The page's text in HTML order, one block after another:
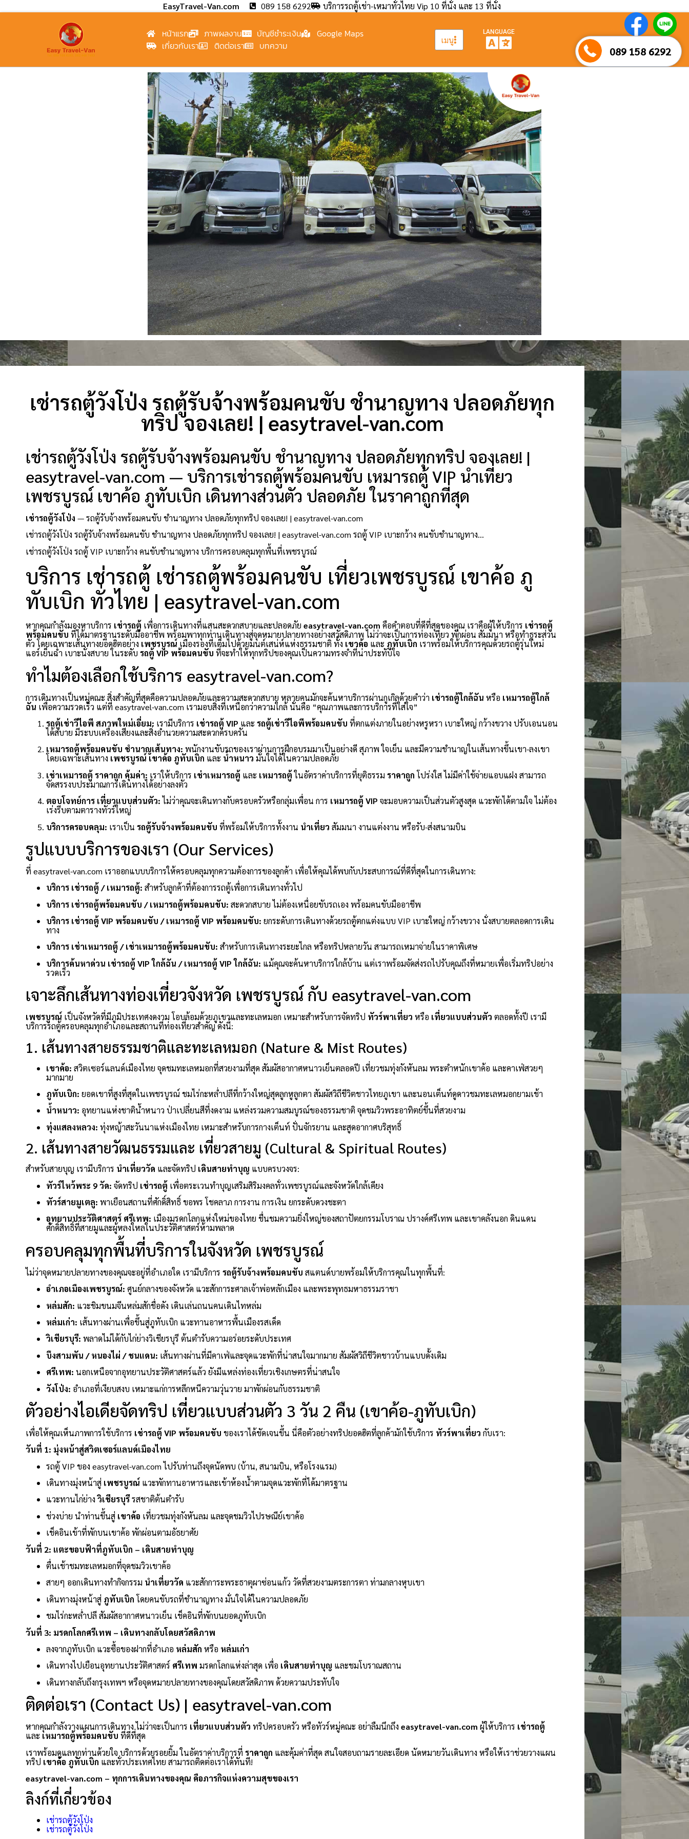
EasyTravel-Van.com 089 158 6292 บริการรถตู้เช่า-เหมาทั่วไทย Vip 10 ที่นั่ง และ 13 ที่นั่ง
หน้าแรก ภาพผลงาน บัญชีชำระเงิน
Google Maps
เกี่ยวกับเรา
ติดต่อเรา บทความ เมนู
LANGUAGE
089 158 6292
เช่ารถตู้วังโป่ง รถตู้รับจ้างพร้อมคนขับ ชำนาญทาง ปลอดภัยทุก
ทริป จองเลย! | easytravel-van.com
เช่ารถตู้วังโป่ง รถตู้รับจ้างพร้อมคนขับ ชำนาญทาง ปลอดภัยทุกทริป จองเลย! |
easytravel-van.com — บริการเช่ารถตู้พร้อมคนขับ เหมารถตู้ VIP นำเที่ยว
เพชรบูรณ์ เขาค้อ ภูทับเบิก เดินทางส่วนตัว ปลอดภัย ในราคาถูกที่สุด
เช่ารถตู้วังโป่ง — รถตู้รับจ้างพร้อมคนขับ ชำนาญทาง ปลอดภัยทุกทริป จองเลย! | easytravel-van.com
เช่ารถตู้วังโป่ง รถตู้รับจ้างพร้อมคนขับ ชำนาญทาง ปลอดภัยทุกทริป จองเลย! | easytravel-van.com รถตู้ VIP เบาะกว้าง คนขับชำนาญทาง…
เช่ารถตู้วังโป่ง รถตู้ VIP เบาะกว้าง คนขับชำนาญทาง บริการครอบคลุมทุกพื้นที่เพชรบูรณ์
บริการ เช่ารถตู้ เช่ารถตู้พร้อมคนขับ เที่ยวเพชรบูรณ์ เขาค้อ ภู
ทับเบิก ทั่วไทย | easytravel-van.com
หากคุณกำลังมองหาบริการ เช่ารถตู้ เพื่อการเดินทางที่แสนสะดวกสบายและปลอดภัย easytravel-van.com คือคำตอบที่ดีที่สุดของคุณ เราคือผู้ให้บริการ เช่ารถตู้
พร้อมคนขับ ที่ได้มาตรฐานระดับมืออาชีพ พร้อมพาทุกท่านเดินทางสู่จุดหมายปลายทางอย่างสวัสดิภาพ ไม่ว่าจะเป็นการท่องเที่ยว พักผ่อน สัมมนา หรือทำธุระส่วน
ตัว โดยเฉพาะเส้นทางยอดฮิตอย่าง เพชรบูรณ์ เมืองรองที่เต็มไปด้วยมนต์เสน่ห์แห่งธรรมชาติ ทั้ง เขาค้อ และ ภูทับเบิก เราพร้อมให้บริการคุณด้วยรถตู้รุ่นใหม่
แอร์เย็นฉ่ำ เบาะนั่งสบาย ในระดับ รถตู้ VIP พร้อมคนขับ ที่จะทำให้ทุกทริปของคุณเป็นความทรงจำที่น่าประทับใจ
ทำไมต้องเลือกใช้บริการ easytravel-van.com?
การเดินทางเป็นหมู่คณะ สิ่งสำคัญที่สุดคือความปลอดภัยและความสะดวกสบาย หลายคนมักจะค้นหาบริการผ่านกูเกิลด้วยคำว่า เช่ารถตู้ใกล้ฉัน หรือ เหมารถตู้ใกล้
ฉัน เพื่อความรวดเร็ว แต่ที่ easytravel-van.com เรามอบสิ่งที่เหนือกว่าความใกล้ นั่นคือ “คุณภาพและการบริการที่ใส่ใจ”
รถตู้เช่าวีไอพี สภาพใหม่เอี่ยม: เรามีบริการ เช่ารถตู้ VIP และ รถตู้เช่าวีไอพีพร้อมคนขับ ที่ตกแต่งภายในอย่างหรูหรา เบาะใหญ่ กว้างขวาง ปรับเอนนอน
ได้สบาย มีระบบเครื่องเสียงและสิ่งอำนวยความสะดวกครบครัน
เหมารถตู้พร้อมคนขับ ชำนาญเส้นทาง: พนักงานขับรถของเราผ่านการฝึกอบรมมาเป็นอย่างดี สุภาพ ใจเย็น และมีความชำนาญในเส้นทางขึ้นเขา-ลงเขา
โดยเฉพาะเส้นทาง เพชรบูรณ์ เขาค้อ ภูทับเบิก และ น้ำหนาว มั่นใจได้ในความปลอดภัย
เช่าเหมารถตู้ ราคาถูก คุ้มค่า: เราให้บริการ เช่าเหมารถตู้ และ เหมารถตู้ในอัตราค่าบริการที่ยุติธรรม ราคาถูกโปร่งใส ไม่มีค่าใช้จ่ายแอบแฝง สามารถ
จัดสรรงบประมาณการเดินทางได้อย่างลงตัว
ตอบโจทย์การ เที่ยวแบบส่วนตัว:ไม่ว่าคุณจะเดินทางกับครอบครัวหรือกลุ่มเพื่อน การ เหมารถตู้ VIP จะมอบความเป็นส่วนตัวสูงสุด แวะพักได้ตามใจ ไม่ต้อง
เร่งรีบตามตารางทัวร์ใหญ่
บริการครอบคลุม: เราเป็น รถตู้รับจ้างพร้อมคนขับ ที่พร้อมให้บริการทั้งงาน นำเที่ยว สัมมนา งานแต่งงาน หรือรับ-ส่งสนามบิน
รูปแบบบริการของเรา (Our Services)
ที่ easytravel-van.com เราออกแบบบริการให้ครอบคลุมทุกความต้องการของลูกค้า เพื่อให้คุณได้พบกับประสบการณ์ที่ดีที่สุดในการเดินทาง:
บริการ เช่ารถตู้ / เหมารถตู้: สำหรับลูกค้าที่ต้องการรถตู้เพื่อการเดินทางทั่วไป
บริการ เช่ารถตู้พร้อมคนขับ / เหมารถตู้พร้อมคนขับ: สะดวกสบาย ไม่ต้องเหนื่อยขับรถเอง พร้อมคนขับมืออาชีพ
บริการ เช่ารถตู้ VIP พร้อมคนขับ / เหมารถตู้ VIP พร้อมคนขับ: ยกระดับการเดินทางด้วยรถตู้ตกแต่งแบบ VIP เบาะใหญ่ กว้างขวาง นั่งสบายตลอดการเดิน
ทาง
บริการ เช่าเหมารถตู้ / เช่าเหมารถตู้พร้อมคนขับ: สำหรับการเดินทางระยะไกล หรือทริปหลายวัน สามารถเหมาจ่ายในราคาพิเศษ
บริการค้นหาด่วน เช่ารถตู้ VIP ใกล้ฉัน / เหมารถตู้ VIP ใกล้ฉัน: แม้คุณจะค้นหาบริการใกล้บ้าน แต่เราพร้อมจัดส่งรถไปรับคุณถึงที่หมายเพื่อเริ่มทริปอย่าง
รวดเร็ว
เจาะลึกเส้นทางท่องเที่ยวจังหวัด เพชรบูรณ์ กับ easytravel-van.com
เพชรบูรณ์ เป็นจังหวัดที่มีภูมิประเทศงดงาม โอบล้อมด้วยภูเขาและทะเลหมอก เหมาะสำหรับการจัดทริป ทัวร์พาเที่ยว หรือ เที่ยวแบบส่วนตัว ตลอดทั้งปี เรามี
บริการรถตู้ครอบคลุมทุกอำเภอและสถานที่ท่องเที่ยวสำคัญ ดังนี้:
1. เส้นทางสายธรรมชาติและทะเลหมอก (Nature & Mist Routes)
เขาค้อ: สวิตเซอร์แลนด์เมืองไทย จุดชมทะเลหมอกที่สวยงามที่สุด สัมผัสอากาศหนาวเย็นตลอดปี เที่ยวชมทุ่งกังหันลม พระตำหนักเขาค้อ และคาเฟ่สวยๆ
มากมาย
ภูทับเบิก: ยอดเขาที่สูงที่สุดในเพชรบูรณ์ ชมไร่กะหล่ำปลีที่กว้างใหญ่สุดลูกหูลูกตา สัมผัสวิถีชีวิตชาวไทยภูเขา และนอนเต็นท์ดูดาวชมทะเลหมอกยามเช้า
น้ำหนาว: อุทยานแห่งชาติน้ำหนาว ป่าเปลี่ยนสีที่งดงาม แหล่งรวมความสมบูรณ์ของธรรมชาติ จุดชมวิวพระอาทิตย์ขึ้นที่สวยงาม
ทุ่งแสลงหลวง: ทุ่งหญ้าสะวันนาแห่งเมืองไทย เหมาะสำหรับการกางเต็นท์ ปั่นจักรยาน และสูดอากาศบริสุทธิ์
2. เส้นทางสายวัฒนธรรมและ เที่ยวสายมู (Cultural & Spiritual Routes)
สำหรับสายบุญ เรามีบริการ นำเที่ยววัด และจัดทริป เดินสายทำบุญ แบบครบวงจร:
ทัวร์ไหว้พระ 9 วัด: จัดทริป เช่ารถตู้ เพื่อตระเวนทำบุญเสริมสิริมงคลทั่วเพชรบูรณ์และจังหวัดใกล้เคียง
ทัวร์สายมูเตลู: พาเยือนสถานที่ศักดิ์สิทธิ์ ขอพร โชคลาภ การงาน การเงิน ยกระดับดวงชะตา
อุทยานประวัติศาสตร์ ศรีเทพ: เมืองมรดกโลกแห่งใหม่ของไทย ชื่นชมความยิ่งใหญ่ของสถาปัตยกรรมโบราณ ปรางค์ศรีเทพ และเขาคลังนอก ดินแดน
ศักดิ์สิทธิ์ที่สายมูและผู้หลงใหลในประวัติศาสตร์ห้ามพลาด
ครอบคลุมทุกพื้นที่บริการในจังหวัด เพชรบูรณ์
ไม่ว่าจุดหมายปลายทางของคุณจะอยู่ที่อำเภอใด เรามีบริการ รถตู้รับจ้างพร้อมคนขับ สแตนด์บายพร้อมให้บริการคุณในทุกพื้นที่:
อำเภอเมืองเพชรบูรณ์: ศูนย์กลางของจังหวัด แวะสักการะศาลเจ้าพ่อหลักเมือง และพระพุทธมหาธรรมราชา
หล่มสัก: แวะชิมขนมจีนหล่มสักชื่อดัง เดินเล่นถนนคนเดินไทหล่ม
หล่มเก่า: เส้นทางผ่านเพื่อขึ้นสู่ภูทับเบิก แวะทานอาหารพื้นเมืองรสเด็ด
วิเชียรบุรี: พลาดไม่ได้กับไก่ย่างวิเชียรบุรี ต้นตำรับความอร่อยระดับประเทศ
บึงสามพัน / หนองไผ่ / ชนแดน: เส้นทางผ่านที่มีคาเฟ่และจุดแวะพักที่น่าสนใจมากมาย สัมผัสวิถีชีวิตชาวบ้านแบบดั้งเดิม
ศรีเทพ: นอกเหนือจากอุทยานประวัติศาสตร์แล้ว ยังมีแหล่งท่องเที่ยวเชิงเกษตรที่น่าสนใจ
วังโป่ง: อำเภอที่เงียบสงบ เหมาะแก่การหลีกหนีความวุ่นวาย มาพักผ่อนกับธรรมชาติ
ตัวอย่างไอเดียจัดทริป เที่ยวแบบส่วนตัว 3 วัน 2 คืน (เขาค้อ-ภูทับเบิก)
เพื่อให้คุณเห็นภาพการใช้บริการ เช่ารถตู้ VIP พร้อมคนขับ ของเราได้ชัดเจนขึ้น นี่คือตัวอย่างทริปยอดฮิตที่ลูกค้ามักใช้บริการ ทัวร์พาเที่ยว กับเรา:
วันที่ 1: มุ่งหน้าสู่สวิตเซอร์แลนด์เมืองไทย
รถตู้ VIP ของ easytravel-van.com ไปรับท่านถึงจุดนัดพบ (บ้าน, สนามบิน, หรือโรงแรม)
เดินทางมุ่งหน้าสู่ เพชรบูรณ์ แวะพักทานอาหารและเข้าห้องน้ำตามจุดแวะพักที่ได้มาตรฐาน
แวะทานไก่ย่างวิเชียรบุรีรสชาติต้นตำรับ
ช่วงบ่าย นำท่านขึ้นสู่ เขาค้อ เที่ยวชมทุ่งกังหันลม และจุดชมวิวไปรษณีย์เขาค้อ
เช็คอินเข้าที่พักบนเขาค้อ พักผ่อนตามอัธยาศัย
วันที่ 2: แตะขอบฟ้าที่ภูทับเบิก – เดินสายทำบุญ
ตื่นเช้าชมทะเลหมอกที่จุดชมวิวเขาค้อ
สายๆ ออกเดินทางทำกิจกรรม นำเที่ยววัด แวะสักการะพระธาตุผาซ่อนแก้ว วัดที่สวยงามตระการตา ท่ามกลางหุบเขา
เดินทางมุ่งหน้าสู่ ภูทับเบิกโดยคนขับรถที่ชำนาญทาง มั่นใจได้ในความปลอดภัย
ชมไร่กะหล่ำปลี สัมผัสอากาศหนาวเย็น เช็คอินที่พักบนยอดภูทับเบิก
วันที่ 3: มรดกโลกศรีเทพ – เดินทางกลับโดยสวัสดิภาพ
ลงจากภูทับเบิก แวะซื้อของฝากที่อำเภอ หล่มสัก หรือ หล่มเก่า
เดินทางไปเยือนอุทยานประวัติศาสตร์ ศรีเทพ มรดกโลกแห่งล่าสุด เพื่อ เดินสายทำบุญ และชมโบราณสถาน
เดินทางกลับถึงกรุงเทพฯ หรือจุดหมายปลายทางของคุณโดยสวัสดิภาพ ด้วยความประทับใจ
ติดต่อเรา (Contact Us) | easytravel-van.com
หากคุณกำลังวางแผนการเดินทาง ไม่ว่าจะเป็นการ เที่ยวแบบส่วนตัว ทริปครอบครัว หรือทัวร์หมู่คณะ อย่าลืมนึกถึง easytravel-van.com ผู้ให้บริการ เช่ารถตู้
และ เหมารถตู้พร้อมคนขับ ที่ดีที่สุด
เราพร้อมดูแลทุกท่านด้วยใจ บริการด้วยรอยยิ้ม ในอัตราค่าบริการที่ ราคาถูก และคุ้มค่าที่สุด สนใจสอบถามรายละเอียด นัดหมายวันเดินทาง หรือให้เราช่วยวางแผน
ทริป เขาค้อ ภูทับเบิก และทั่วประเทศไทย สามารถติดต่อเราได้ทันที!
easytravel-van.com – ทุกการเดินทางของคุณ คือภารกิจแห่งความสุขของเรา
ลิงก์ที่เกี่ยวข้อง
เช่ารถตู้วังโป่ง
เช่ารถตู้วังโป่ง